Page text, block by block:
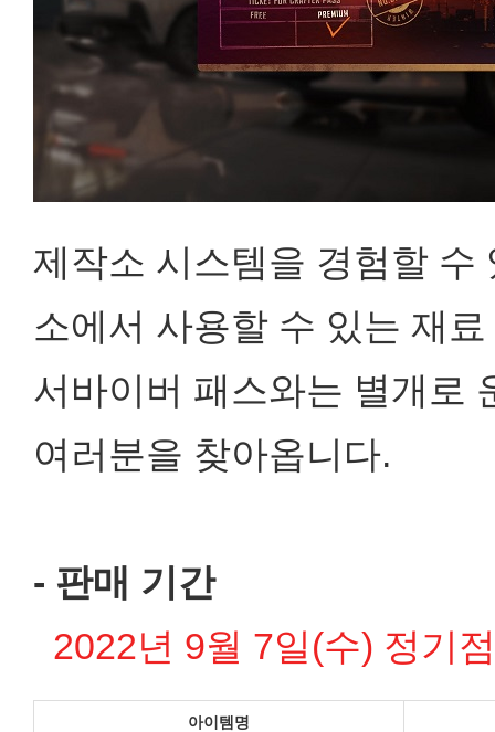
제작소 시스템을 경험할 수
소에서 사용할 수 있는 재
서바이버 패스와는 별개로
여러분을 찾아옵니다.
- 판매 기간
2022년 9월 7일(수) 정기
아이템명